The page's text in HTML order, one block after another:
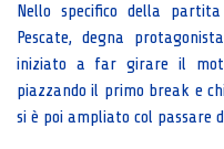
Nello specifico della
Pescate, degna
iniziato a far girare il
piazzando il primo break e
si è poi ampliato col passare